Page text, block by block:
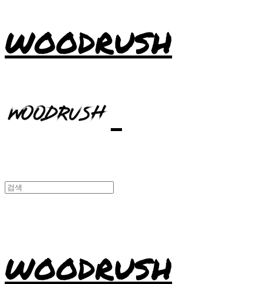
WOODRUSH
WOODRUSH